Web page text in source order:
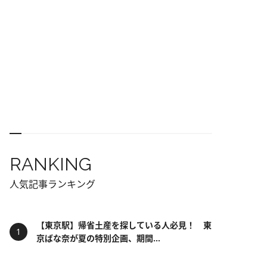
RANKING
人気記事ランキング
【東京駅】帰省土産を探している人必見！ 東
京ばな奈が夏の特別企画、期間...